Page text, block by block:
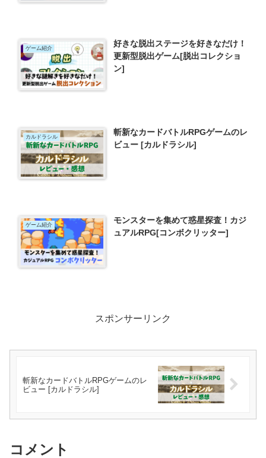
ゲーム紹介
好きな脱出ステージを好きなだけ！
更新型脱出ゲーム[脱出コレクショ
ン]
カルドラシル
斬新なカードバトルRPGゲームのレ
ビュー [カルドラシル]
ゲーム紹介
モンスターを集めて惑星探査！カジ
ュアルRPG[コンボクリッター]
スポンサーリンク
斬新なカードバトルRPGゲームのレ
ビュー [カルドラシル]
コメント